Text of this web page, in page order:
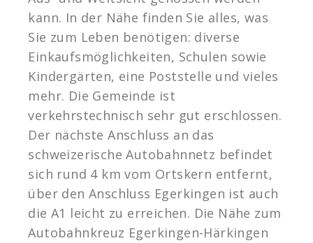
kann. In der Nähe finden Sie alles, was
Sie zum Leben benötigen: diverse
Einkaufsmöglichkeiten, Schulen sowie
Kindergärten, eine Poststelle und vieles
mehr. Die Gemeinde ist
verkehrstechnisch sehr gut erschlossen.
Der nächste Anschluss an das
schweizerische Autobahnnetz befindet
sich rund 4 km vom Ortskern entfernt,
über den Anschluss Egerkingen ist auch
die A1 leicht zu erreichen. Die Nähe zum
Autobahnkreuz Egerkingen-Härkingen